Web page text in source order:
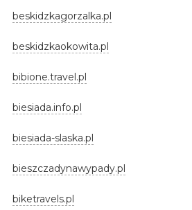
beskidzkagorzalka.pl
beskidzkaokowita.pl
bibione.travel.pl
biesiada.info.pl
biesiada-slaska.pl
bieszczadynawypady.pl
biketravels.pl